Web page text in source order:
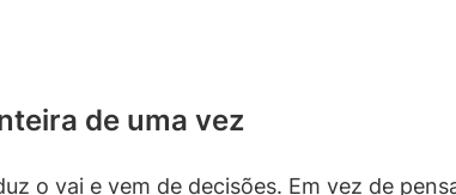
de uma vez
o vai e vem de decisões. Em vez de